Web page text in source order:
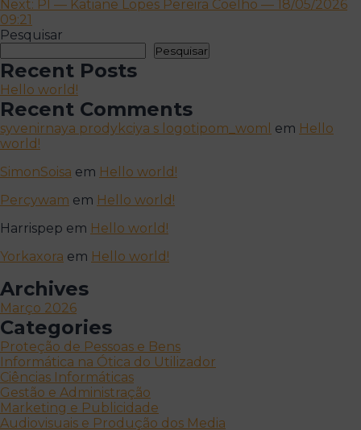
artigos
Next: PI — Katiane Lopes Pereira Coelho — 18/05/2026
09:21
Pesquisar
Pesquisar
Recent Posts
Hello world!
Recent Comments
syvenirnaya prodykciya s logotipom_woml em Hello
world!
SimonSoisa em Hello world!
Percywam em Hello world!
Harrispep em Hello world!
Yorkaxora em Hello world!
Archives
Março 2026
Categories
Proteção de Pessoas e Bens
Informática na Ótica do Utilizador
Ciências Informáticas
Gestão e Administração
Marketing e Publicidade
Audiovisuais e Produção dos Media